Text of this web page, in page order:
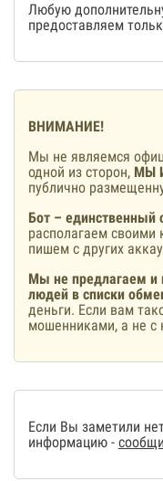
Любую
предоставляем
ВНИМАНИЕ!
Мы не являемся
одной из сторон, МЫ
публично
Бот – единственный
располагаем
пишем с других
Мы не предлагаем и
людей в списки
деньги. Если вам
мошенниками, а не с
Если Вы заметили
информацию -